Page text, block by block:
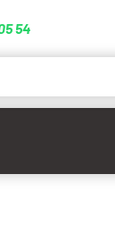
54